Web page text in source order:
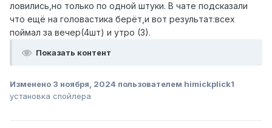
ловились,но только по одной штуки. В чате подсказали
что ещё на головастика берёт,и вот результат:всех
поймал за вечер(4шт) и утро (3).
Показать контент
Изменено 3 ноября, 2024 пользователем himickplick1
установка спойлера